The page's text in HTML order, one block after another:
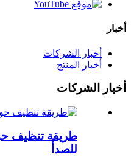
أخبار
أخبار الشركات
أخبار المنتج
أخبار الشركات
طريقة تنظيف
للصدأ